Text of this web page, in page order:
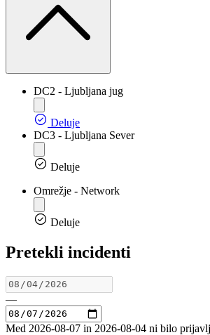
DC2 - Ljubljana jug
Deluje
DC3 - Ljubljana Sever
Deluje
Omrežje - Network
Deluje
Pretekli incidenti
—
Med 2026-08-07 in 2026-08-04 ni bilo